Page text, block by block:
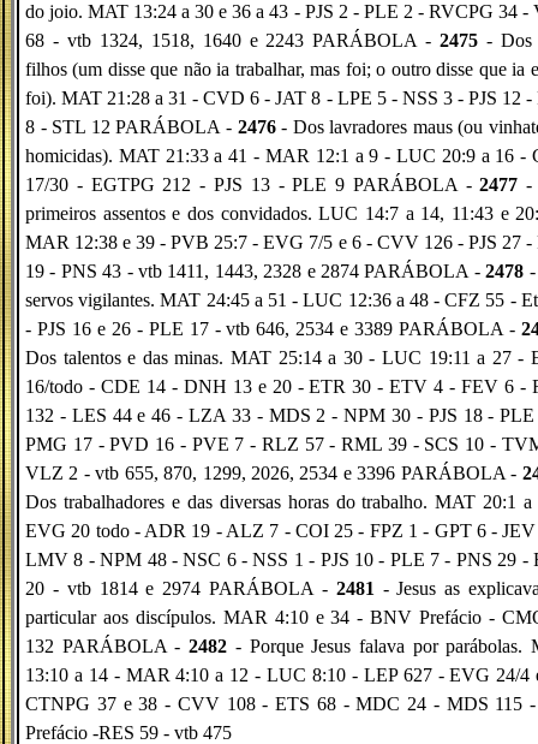
do joio. MAT 13:24 a 30 e 36 a 43 - PJS 2 - PLE 2 - RVCPG 34 -
68 - vtb 1324, 1518, 1640 e 2243 PARÁBOLA -2475 - Dos
filhos (um disse que não ia trabalhar, mas foi; o outro disse que ia
foi). MAT 21:28 a 31 - CVD 6 - JAT 8 - LPE 5 - NSS 3 - PJS 12 -
8 - STL 12 PARÁBOLA - 2476- Dos lavradores maus (ou
homicidas). MAT 21:33 a 41 - MAR 12:1 a 9 - LUC 20:9 a 16 -
17/30 - EGTPG 212 - PJS 13 - PLE 9 PARÁBOLA -2477 -
primeiros assentos e dos convidados. LUC 14:7 a 14, 11:43 e
MAR 12:38 e 39 - PVB 25:7 - EVG 7/5 e 6 - CVV 126 - PJS 27 -
19 - PNS 43 - vtb 1411, 1443, 2328 e 2874 PARÁBOLA -2478
servos vigilantes. MAT 24:45 a 51 - LUC 12:36 a 48 - CFZ 55 -
- PJS 16 e 26 - PLE 17 - vtb 646, 2534 e 3389 PARÁBOLA -
Dos talentos e das minas. MAT 25:14 a 30 - LUC 19:11 a 27 -
16/todo - CDE 14 - DNH 13 e 20 - ETR 30 - ETV 4 - FEV 6 -
132 - LES 44 e 46 - LZA 33 - MDS 2 - NPM 30 - PJS 18 -
PMG 17 - PVD 16 - PVE 7 - RLZ 57 - RML 39 - SCS 10 -
VLZ 2 - vtb 655, 870, 1299, 2026, 2534 e 3396 PARÁBOLA -
Dos trabalhadores e das diversas horas do trabalho. MAT 20:1
EVG 20 todo - ADR 19 - ALZ 7 - COI 25 - FPZ 1 - GPT 6 -
LMV 8 - NPM 48 - NSC 6 - NSS 1 - PJS 10 - PLE 7 - PNS 29 -
20 - vtb 1814 e 2974 PARÁBOLA - 2481 - Jesus as
particular aos discípulos. MAR 4:10 e 34 - BNV Prefácio -
132 PARÁBOLA -2482 - Porque Jesus falava por parábolas.
13:10 a 14 - MAR 4:10 a 12 - LUC 8:10 - LEP 627 - EVG 24/4
CTNPG 37 e 38 - CVV 108 - ETS 68 - MDC 24 - MDS 115 -
Prefácio -RES 59 - vtb 475